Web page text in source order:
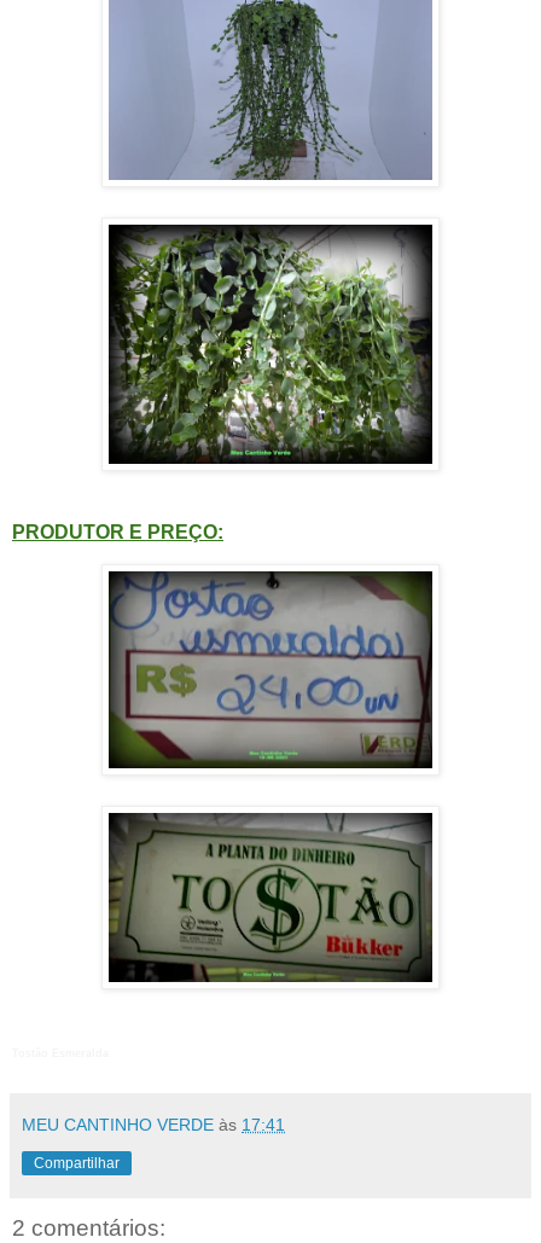
PRODUTOR E PREÇO:
MEU CANTINHO VERDE às 17:41
Compartilhar
2 comentários: